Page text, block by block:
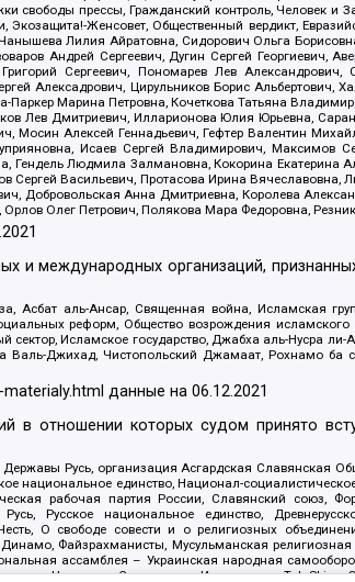
свободы прессы, Гражданский контроль, Человек
Женсовет, Общественный вердикт,
Лилия Айратовна, Сидорович Ольга
Андрей Сергеевич, Дугин Сергей Георгиевич,
Сергеевич, Пономарев Лев
Алексадрович, Цирульников Борис
Марина Петровна, Кочеткова Татьяна
Лев Дмитриевич, Илларионова Юлия Юрьевна,
Алексей Геннадьевич, Гефтер Валентин
Исаев Сергей Владимирович, Максимов
Гендель Людмила Залмановна, Кокорина
Васильевич, Протасова Ирина Вячеславовна,
Добровольская Анна Дмитриевна, Королева
Олег Петрович, Полякова Мара Федоровна,
и международных организаций,
аль-Ансар, Священная война, Исламская
реформ, Общество возрождения
сектор, Исламское государство, Джабха аль-Нусра
Джихад, Чистопольский Джамаат, Рохнамо ба
данные на06.12.2021
в отношении которых судом принято
Русь, организация Асгардская
национальное единство, Национал-
рабочая партия России, Славянский союз,
Русское национальное единство,
О свободе совести и о религиозных
Файзрахманисты, Мусульманская
ассамблея – Украинская народная
Народная Социальная Инициатива, TulaSkins,